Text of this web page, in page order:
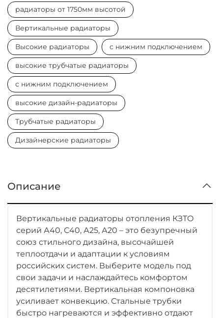
радиаторы от 1750мм высотой
Вертикальные радиаторы
Высокие радиаторы с нижним подключением
высокие трубчатые радиаторы
с нижним подключением
высокие дизайн-радиаторы
Трубчатые радиаторы
Дизайнерские радиаторы
Описание
Вертикальные радиаторы отопления КЗТО
серий А40, С40, А25, А20 – это безупречный
союз стильного дизайна, высочайшей
теплоотдачи и адаптации к условиям
российских систем. Выберите модель под
свои задачи и наслаждайтесь комфортом
десятилетиями. Вертикальная компоновка
усиливает конвекцию. Стальные трубки
быстро нагреваются и эффективно отдают